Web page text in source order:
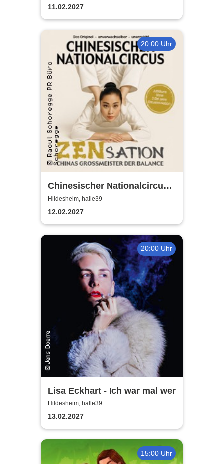
11.02.2027
20:00 Uhr
Chinesischer Nationalcircus -
ZENsation - Chinas
Grossmeister der Balance
Hildesheim, halle39
12.02.2027
20:00 Uhr
Lisa Eckhart - Ich war mal wer
Hildesheim, halle39
13.02.2027
15:00 Uhr